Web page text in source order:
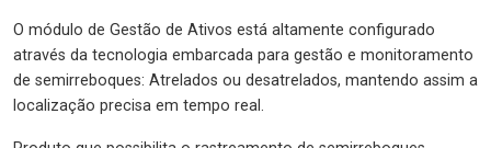
O módulo de Gestão de Ativos está altamente configurado
através da tecnologia embarcada para gestão e monitoramento
de semirreboques: Atrelados ou desatrelados, mantendo assim a
localização precisa em tempo real.